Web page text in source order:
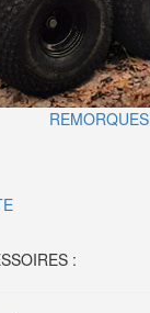
REMORQUES
: